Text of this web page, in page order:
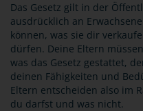
Das Gesetz gilt in der
ausdrücklich an
können, was sie dir
dürfen. Deine Eltern
was das Gesetz gestattet,
deinen Fähigkeiten und
Eltern entscheiden also im
du darfst und was nicht.